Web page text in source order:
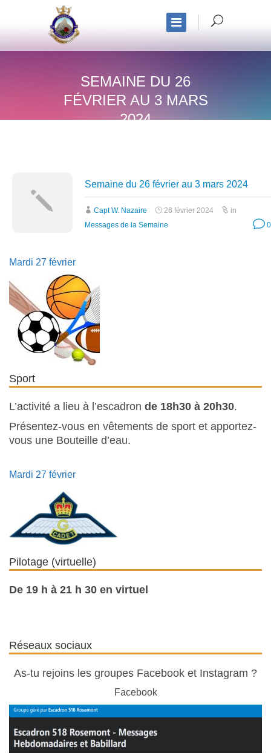
SEMAINE DU 26
FÉVRIER AU 3 MARS
2024
Semaine du 26 février au 3 mars 2024
Capt W. Nazaire 26 février 2024
in
Messages de la Semaine
0
Mardi 27 février
Sport
L’activité a lieu à l’escadron de 18h30 à 20h30.
Présentez-vous en vêtements de sport et apportez-
vous une Bouteille d’eau.
Mardi 27 février
Pilotage (virtuelle)
De 19 h à 21 h 30 en virtuel
Réseaux sociaux
As-tu rejoins les groupes Facebook et Instagram ?
Facebook